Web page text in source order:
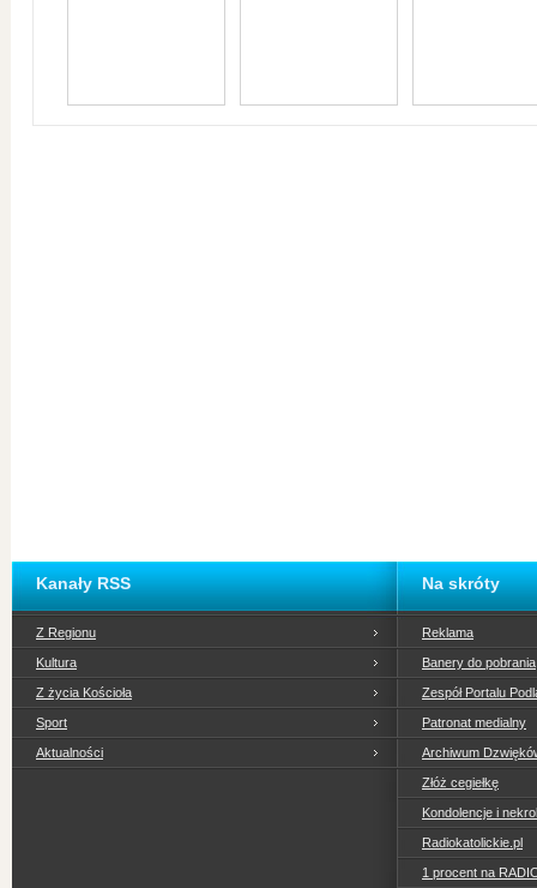
Kanały RSS
Z Regionu
Kultura
Z życia Kościoła
Sport
Aktualności
Na skróty
Reklama
Banery do pobrania
Zespół Portalu
Patronat medialny
Archiwum
Złóż cegiełkę
Kondolencje i
Radiokatolickie.pl
1 procent na